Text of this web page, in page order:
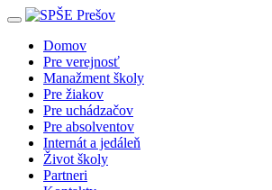
Toggle
navigationDomov
Pre verejnosť
Manažment školy
Pre žiakov
Pre uchádzačov
Pre absolventov
Internát a jedáleň
Život školy
Partneri